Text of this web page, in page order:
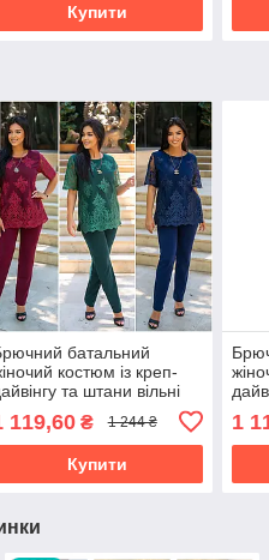
Купити
батальний
костюм із креп-
та штани вільні
119,60₴ 1 244 ₴
Купити
1